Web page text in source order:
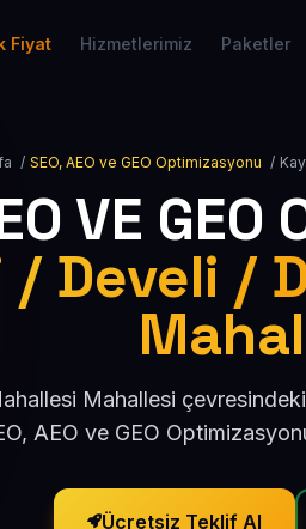
Fiyat Hizmetlerimiz Paketler
/ SEO, AEO ve GEO Optimizasyonu /
VE GEO
Develi /
Mahallesi
AEO ve GEO
Ücretsiz Teklif Al